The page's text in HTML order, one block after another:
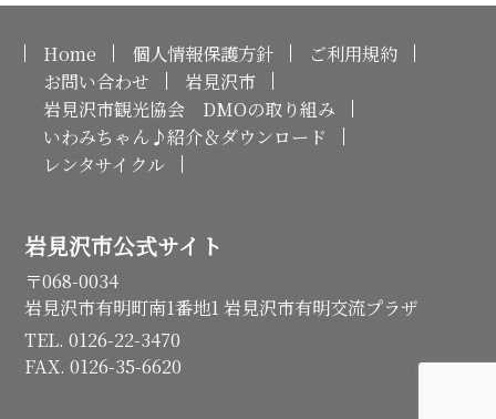
Home 個人情報保護方針
ご利用規約
お問い合わせ
岩見沢市
岩見沢市観光協会 DMOの取り組み
いわみちゃん♪紹介＆ダウンロード
レンタサイクル
岩見沢市公式サイト
〒068-0034
岩見沢市有明町南1番地1 岩見沢市有明交流プラザ
TEL. 0126-22-3470
FAX. 0126-35-6620